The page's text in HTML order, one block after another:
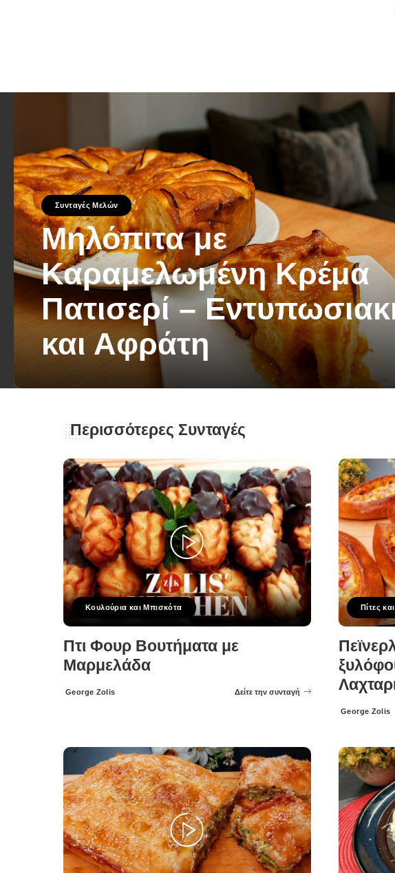
Συνταγές Μελών
Μηλόπιτα με
Καραμελωμένη Κρέμα
Πατισερί –
και Αφράτη
30 Σεπτεμβρίου 2025
Περισσότερες Συνταγές
Κουλούρια και Μπισκότα
Πτι Φουρ Βουτήματα με
Μαρμελάδα
Posted
George Zolis Δείτε την συνταγή
Πίτες
Posted
George Zolis